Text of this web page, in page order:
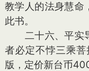
教学人的法身慧命
此书。
二十六、平实
者必定不悖三乘
版，定价新台币